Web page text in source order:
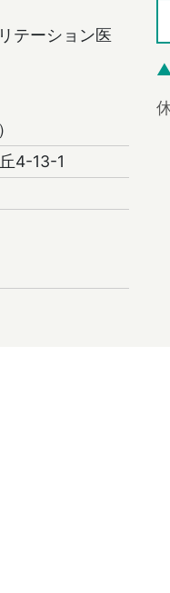
テーション医
4-13-1
▲